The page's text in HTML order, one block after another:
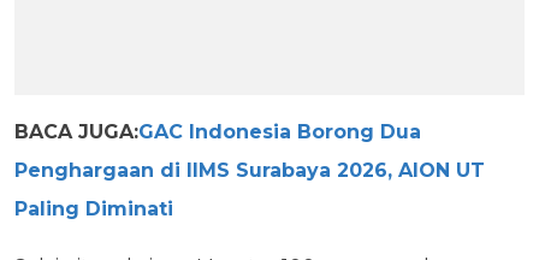
BACA JUGA:GAC Indonesia Borong Dua
Penghargaan di IIMS Surabaya 2026, AION UT
Paling Diminati